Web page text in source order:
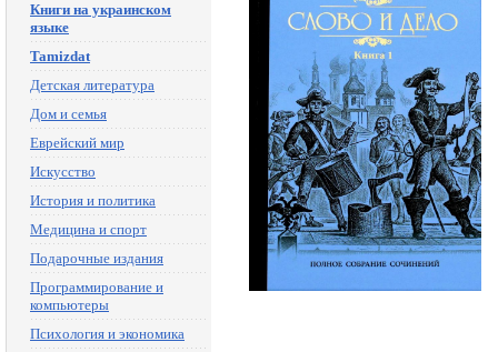
Книги на украинском
языке
Tamizdat
Детская литература
Дом и семья
Еврейский мир
Искусство
История и политика
Медицина и спорт
Подарочные издания
Программирование и
компьютеры
Психология и экономика